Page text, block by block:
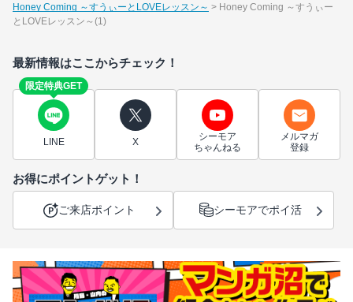
Honey Coming ～すうぃーとLOVEレッスン～
Honey Coming ～すうぃー
とLOVEレッスン～(1)
最新情報はここからチェック！
限定特典GET
LINE X
シーモア
ちゃんねる
メルマガ
登録
お得にポイントゲット！
ご来店ポイント シーモアでポイ活